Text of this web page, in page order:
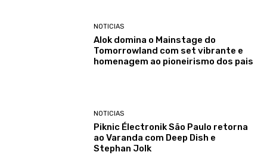
NOTICIAS
Alok domina o Mainstage do
Tomorrowland com set vibrante e
homenagem ao pioneirismo dos pais
NOTICIAS
Piknic Électronik São Paulo retorna
ao Varanda com Deep Dish e
Stephan Jolk